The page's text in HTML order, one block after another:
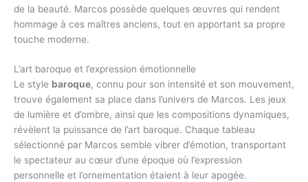
de la beauté. Marcos possède quelques œuvres qui rendent
hommage à ces maîtres anciens, tout en apportant sa propre
touche moderne.
L’art baroque et l’expression émotionnelle
Le style baroque, connu pour son intensité et son mouvement,
trouve également sa place dans l’univers de Marcos. Les jeux
de lumière et d’ombre, ainsi que les compositions dynamiques,
révèlent la puissance de l’art baroque. Chaque tableau
sélectionné par Marcos semble vibrer d’émotion, transportant
le spectateur au cœur d’une époque où l’expression
personnelle et l’ornementation étaient à leur apogée.